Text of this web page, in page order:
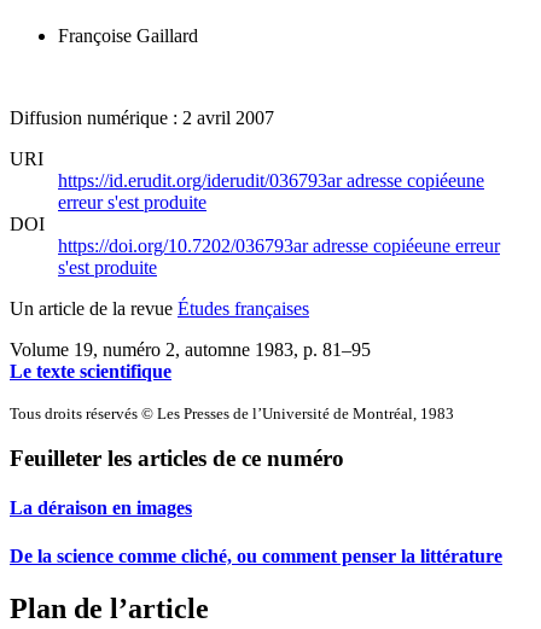
Françoise Gaillard
Diffusion numérique : 2 avril 2007
URI
https://id.erudit.org/iderudit/036793aradresse copiéeune
erreur s'est produite
DOI
https://doi.org/10.7202/036793aradresse copiéeune erreur
s'est produite
Un article de la revue Études françaises
Volume 19, numéro 2, automne 1983, p. 81–95
Le texte scientifique
Tous droits réservés © Les Presses de l’Université de Montréal, 1983
Feuilleter les articles de ce numéro
La déraison en images
De la science comme cliché, ou comment penser la littérature
Plan de l’article